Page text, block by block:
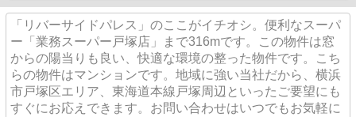
「リバーサイドパレス」のここがイチオシ。便利なスーパ
ー「業務スーパー戸塚店」まで316mです。この物件は窓
からの陽当りも良い、快適な環境の整った物件です。こち
らの物件はマンションです。地域に強い当社だから、横浜
市戸塚区エリア、東海道本線戸塚周辺といったご要望にも
すぐにお応えできます。お問い合わせはいつでもお気軽に